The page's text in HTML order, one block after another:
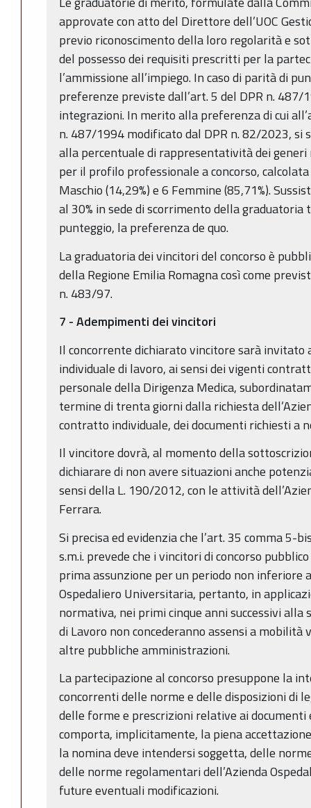
approvate con atto del Direttore dell’UOC
previo riconoscimento della loro regolarità e
del possesso dei requisiti prescritti per la
l’ammissione all’impiego. In caso di parità di
preferenze previste dall’art. 5 del DPR n. 487/
integrazioni. In merito alla preferenza di cui
n. 487/1994 modificato dal DPR n. 82/2023, si
alla percentuale di rappresentatività dei
per il profilo professionale a concorso,
Maschio (14,29%) e 6 Femmine (85,71%).
al 30% in sede di scorrimento della
punteggio, la preferenza de quo.
La graduatoria dei vincitori del concorso è
della Regione Emilia Romagna così come
n. 483/97.
7 - Adempimenti dei vincitori
Il concorrente dichiarato vincitore sarà
individuale di lavoro, ai sensi dei vigenti
personale della Dirigenza Medica,
termine di trenta giorni dalla richiesta
contratto individuale, dei documenti richiesti a
Il vincitore dovrà, al momento della
dichiarare di non avere situazioni anche
sensi della L. 190/2012, con le attività
Ferrara.
Si precisa ed evidenzia che l’art. 35 comma 5-
s.m.i. prevede che i vincitori di concorso
prima assunzione per un periodo non inferiore a
Ospedaliero Universitaria, pertanto, in
normativa, nei primi cinque anni successivi
di Lavoro non concederanno assensi a mobilità
altre pubbliche amministrazioni.
La partecipazione al concorso presuppone la
concorrenti delle norme e delle disposizioni di
delle forme e prescrizioni relative ai
comporta, implicitamente, la piena
la nomina deve intendersi soggetta, delle
delle norme regolamentari dell’Azienda
future eventuali modificazioni.